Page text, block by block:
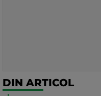
DIN ARTICOL